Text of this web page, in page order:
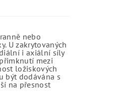
nebo
U zakrytovaných
i axiální síly
mezi
ložiskových
být dodávána s
na přesnost